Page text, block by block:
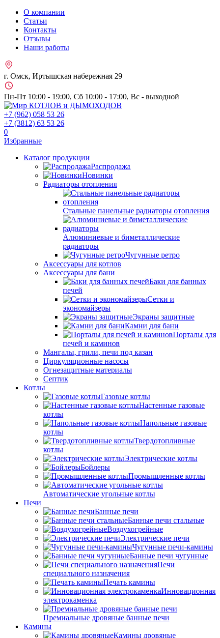
О компании
Статьи
Контакты
Отзывы
Наши работы
г. Омск, Иртышская набережная 29
Пн-Пт 10:00 - 19:00, Сб 10:00 - 17:00, Вс - выходной
+7 (962) 058 53 26
+7 (3812) 63 53 26
0
Избранные
Каталог продукции
Распродажа
Новинки
Радиаторы отопления
Стальные панельные радиаторы отопления
Алюминиевые и биметаллические
радиаторы
Чугунные ретро
Аксессуары для котлов
Аксессуары для бани
Баки для банных
печей
Сетки и
экономайзеры
Экраны защитные
Камни для бани
Порталы для
печей и каминов
Мангалы, грили, печи под казан
Циркуляционные насосы
Огнезащитные материалы
Септик
Котлы
Газовые котлы
Настенные газовые
котлы
Напольные газовые
котлы
Твердотопливные
котлы
Электрические котлы
Бойлеры
Промышленные котлы
Автоматические угольные котлы
Печи
Банные печи
Банные печи стальные
Воздухогрейные
Электрические печи
Чугунные печи-камины
Банные печи чугунные
Печи
специального назначения
Печать камины
Инновационная
электрокаменка
Премиальные дровяные банные печи
Камины
Камины дровяные